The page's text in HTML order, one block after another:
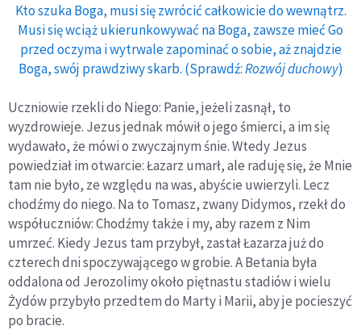
Kto szuka Boga, musi się zwrócić całkowicie do wewnątrz.
Musi się wciąż ukierunkowywać na Boga, zawsze mieć Go
przed oczyma i wytrwale zapominać o sobie, aż znajdzie
Boga, swój prawdziwy skarb. (Sprawdź:Rozwój duchowy)
Uczniowie rzekli do Niego: Panie, jeżeli zasnął, to
wyzdrowieje. Jezus jednak mówił o jego śmierci, a im się
wydawało, że mówi o zwyczajnym śnie. Wtedy Jezus
powiedział im otwarcie: Łazarz umarł, ale raduję się, że Mnie
tam nie było, ze względu na was, abyście uwierzyli. Lecz
chodźmy do niego. Na to Tomasz, zwany Didymos, rzekł do
współuczniów: Chodźmy także i my, aby razem z Nim
umrzeć. Kiedy Jezus tam przybył, zastał Łazarza już do
czterech dni spoczywającego w grobie. A Betania była
oddalona od Jerozolimy około piętnastu stadiów i wielu
Żydów przybyło przedtem do Marty i Marii, aby je pocieszyć
po bracie.